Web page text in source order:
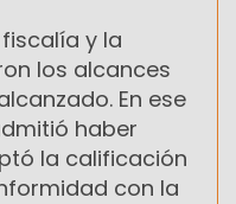
y la
los alcances
En ese
haber
la calificación
con la